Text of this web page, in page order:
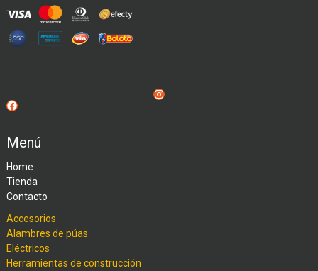
Instagram
Facebook
Menú
Home
Tienda
Contacto
Accesorios
Alambres de púas
Eléctricos
Herramientas de construcción